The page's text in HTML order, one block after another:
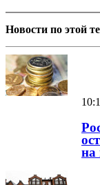
Новости по этой
на